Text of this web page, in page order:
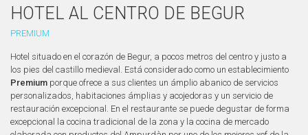
HOTEL AL CENTRO DE BEGUR
PREMIUM
Hotel situado en el corazón de Begur, a pocos metros del centro y justo a
los pies del castillo medieval. Está considerado como un establecimiento
Premium porque ofrece a sus clientes un ámplio abanico de servicios
personalizados, habitaciones ámplias y acojedoras y un servicio de
restauración excepcional. En el restaurante se puede degustar de forma
excepcional la cocina tradicional de la zona y la cocina de mercado